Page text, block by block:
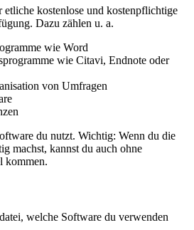
etliche kostenlose und kostenpflichtige
Dazu zählen u. a.
wie Word
wie Citavi, Endnote oder
von Umfragen
du nutzt. Wichtig: Wenn du die
machst, kannst du auch ohne
kommen.
welche Software du verwenden